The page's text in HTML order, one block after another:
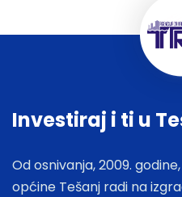
Investiraj i ti u
Od osnivanja, 2009.
općine Tešanj radi na